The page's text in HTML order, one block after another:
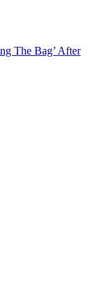
The Bag’ After